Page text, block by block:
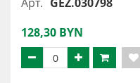
128,30 BYN